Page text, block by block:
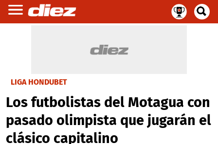
LIGA HONDUBET
Los futbolistas del Motagua con
pasado olimpista que jugarán el
clásico capitalino